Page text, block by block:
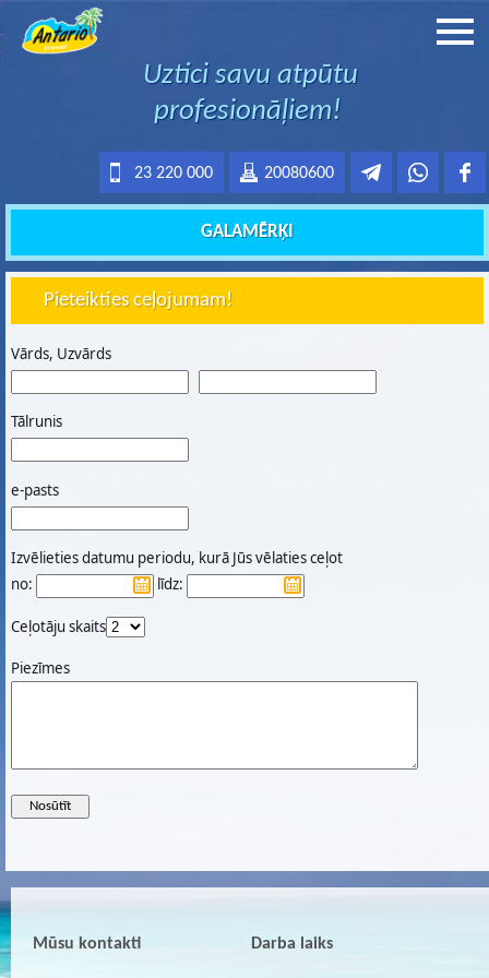
Uztici savu atpūtu
profesionāļiem!
20080600
23 220 000
GALAMĒRĶI
Pieteikties ceļojumam!
Vārds, Uzvārds
Tālrunis
e-pasts
Izvēlieties datumu periodu, kurā Jūs vēlaties ceļot
no:
līdz:
Ceļotāju skaits
Piezīmes
Mūsu kontakti Darba laiks